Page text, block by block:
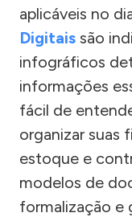
aplicáveis no
Digitais são
infográficos
informações
fácil de
organizar suas
estoque e
modelos de
formalização e